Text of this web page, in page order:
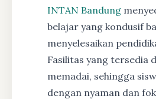
INTAN Bandung
belajar yang kondusif
menyelesaikan
Fasilitas yang tersedia
memadai, sehingga
dengan nyaman dan